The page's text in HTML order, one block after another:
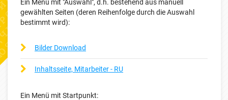
Ein Menü mit "Auswahl", d.h. bestehend aus manuell
gewählten Seiten (deren Reihenfolge durch die Auswahl
bestimmt wird):
Bilder Download
Inhaltsseite, Mitarbeiter - RU
Ein Menü mit Startpunkt: